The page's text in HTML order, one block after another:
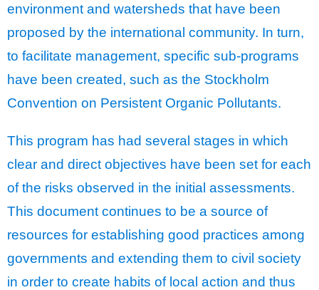
environment and watersheds that have been
proposed by the international community. In turn,
to facilitate management, specific sub-programs
have been created, such as the Stockholm
Convention on Persistent Organic Pollutants.
This program has had several stages in which
clear and direct objectives have been set for each
of the risks observed in the initial assessments.
This document continues to be a source of
resources for establishing good practices among
governments and extending them to civil society
in order to create habits of local action and thus